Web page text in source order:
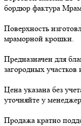
бордюр фактура
Поверхность
мраморной крошки.
Предназначен для
загородных
Цена указана без
уточняйте у
Продажа кратно